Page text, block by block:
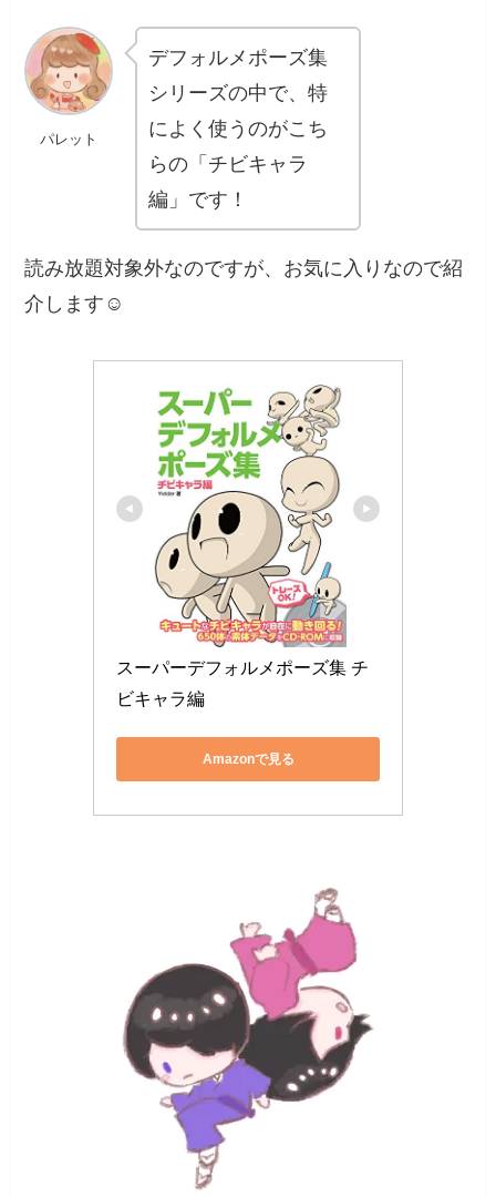
パレット
デフォルメポーズ集
シリーズの中で、特
によく使うのがこち
らの「チビキャラ
編」です！
読み放題対象外なのですが、お気に入りなので紹
介します☺️
スーパーデフォルメポーズ集 チ
ビキャラ編
Amazonで見る